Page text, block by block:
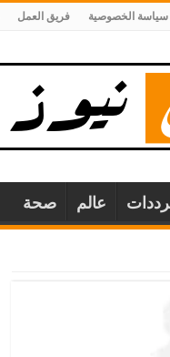
سياسة الخصوصية فريق العمل
عالم صحة